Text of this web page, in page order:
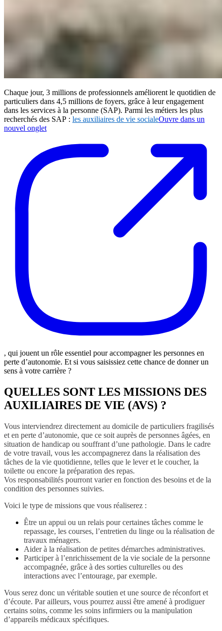
Chaque jour, 3 millions de professionnels améliorent le quotidien de
particuliers dans 4,5 millions de foyers, grâce à leur engagement
dans les services à la personne (SAP). Parmi les métiers les plus
recherchés des SAP : les auxiliaires de vie socialeOuvre dans un
nouvel onglet
, qui jouent un rôle essentiel pour accompagner les personnes en
perte d’autonomie. Et si vous saisissiez cette chance de donner un
sens à votre carrière ?
QUELLES SONT LES MISSIONS DES
AUXILIAIRES DE VIE (AVS) ?
Vous interviendrez directement au domicile de particuliers fragilisés
et en perte d’autonomie, que ce soit auprès de personnes âgées, en
situation de handicap ou souffrant d’une pathologie. Dans le cadre
de votre travail, vous les accompagnerez dans la réalisation des
tâches de la vie quotidienne, telles que le lever et le coucher, la
toilette ou encore la préparation des repas.
Vos responsabilités pourront varier en fonction des besoins et de la
condition des personnes suivies.
Voici le type de missions que vous réaliserez :
Être un appui ou un relais pour certaines tâches comme le
repassage, les courses, l’entretien du linge ou la réalisation de
travaux ménagers.
Aider à la réalisation de petites démarches administratives.
Participer à l’enrichissement de la vie sociale de la personne
accompagnée, grâce à des sorties culturelles ou des
interactions avec l’entourage, par exemple.
Vous serez donc un véritable soutien et une source de réconfort et
d’écoute. Par ailleurs, vous pourrez aussi être amené à prodiguer
certains soins, comme les soins infirmiers ou la manipulation
d’appareils médicaux spécifiques.